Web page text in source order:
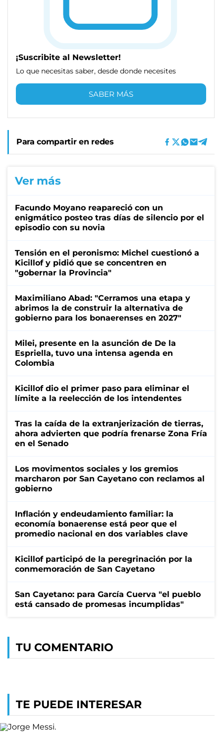
¡Suscribite al Newsletter!
Lo que necesitas saber, desde donde necesites
SABER MÁS
Para compartir en redes
Ver más
Facundo Moyano reapareció con un
enigmático posteo tras días de silencio por el
episodio con su novia
Tensión en el peronismo: Michel cuestionó a
Kicillof y pidió que se concentren en
"gobernar la Provincia"
Maximiliano Abad: "Cerramos una etapa y
abrimos la de construir la alternativa de
gobierno para los bonaerenses en 2027"
Milei, presente en la asunción de De la
Espriella, tuvo una intensa agenda en
Colombia
Kicillof dio el primer paso para eliminar el
límite a la reelección de los intendentes
Tras la caída de la extranjerización de tierras,
ahora advierten que podría frenarse Zona Fría
en el Senado
Los movimentos sociales y los gremios
marcharon por San Cayetano con reclamos al
gobierno
Inflación y endeudamiento familiar: la
economía bonaerense está peor que el
promedio nacional en dos variables clave
Kicillof participó de la peregrinación por la
conmemoración de San Cayetano
San Cayetano: para García Cuerva "el pueblo
está cansado de promesas incumplidas"
TU COMENTARIO
TE PUEDE INTERESAR